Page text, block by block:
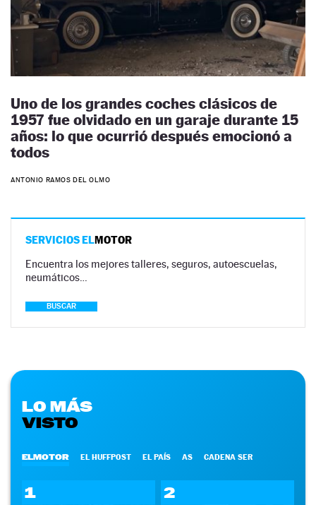
Uno de los grandes coches clásicos de
1957 fue olvidado en un garaje durante 15
años: lo que ocurrió después emocionó a
todos
ANTONIO RAMOS DEL OLMO
SERVICIOS ELMOTOR
Encuentra los mejores talleres, seguros, autoescuelas,
neumáticos…
BUSCAR
LO MÁS
VISTO
ELMOTOR EL HUFFPOST EL PAÍS AS CADENA SER
1 2